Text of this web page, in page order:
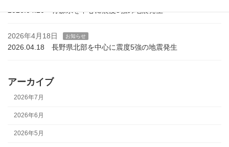
2026.04.20 青森県を中心に震度5強の地震発生
2026年4月18日 お知らせ
2026.04.18 長野県北部を中心に震度5強の地震発生
アーカイブ
2026年7月
2026年6月
2026年5月